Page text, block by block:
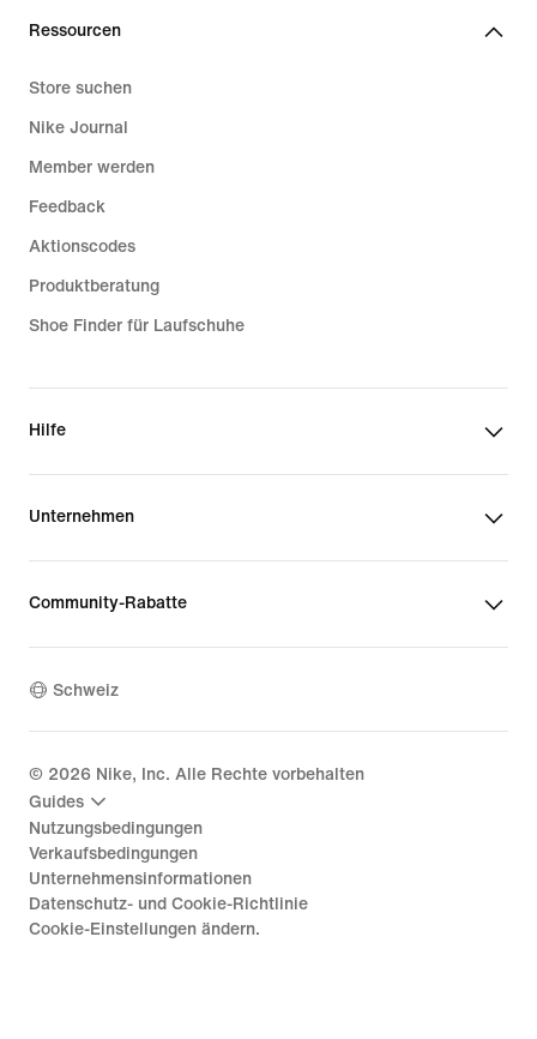
Ressourcen
Store suchen
Nike Journal
Member werden
Feedback
Aktionscodes
Produktberatung
Shoe Finder für Laufschuhe
Hilfe
Unternehmen
Community-Rabatte
Schweiz
© 2026 Nike, Inc. Alle Rechte vorbehalten
Guides
Nutzungsbedingungen
Verkaufsbedingungen
Unternehmensinformationen
Datenschutz- und Cookie-Richtlinie
Cookie-Einstellungen ändern.